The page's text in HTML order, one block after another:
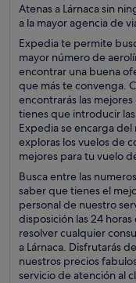
Atenas a Lárnaca sin
a la mayor agencia de
Expedia te permite
mayor número de
encontrar una buena
que más te convenga.
encontrarás las
tienes que introducir
Expedia se encarga del
exploras los vuelos de
mejores para tu vuelo
Busca entre las
saber que tienes el
personal de nuestro
disposición las 24
resolver cualquier
a Lárnaca. Disfrutarás
nuestros precios
servicio de atención al